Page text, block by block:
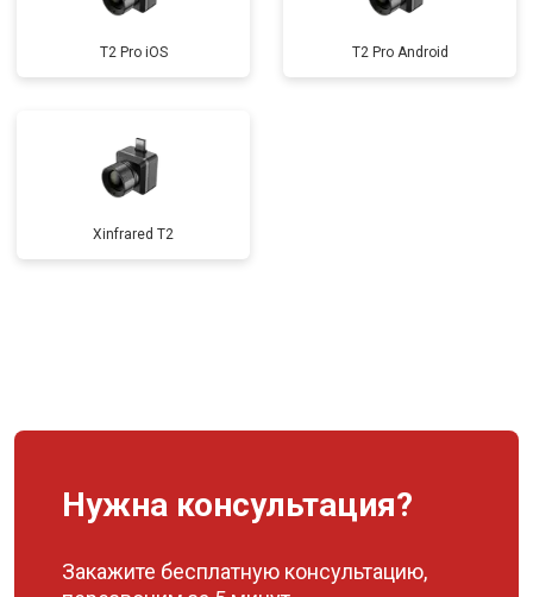
T2 Pro iOS T2 Pro Android
Xinfrared T2
Нужна консультация?
Закажите бесплатную консультацию,